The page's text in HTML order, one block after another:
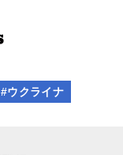
#ウクライナ